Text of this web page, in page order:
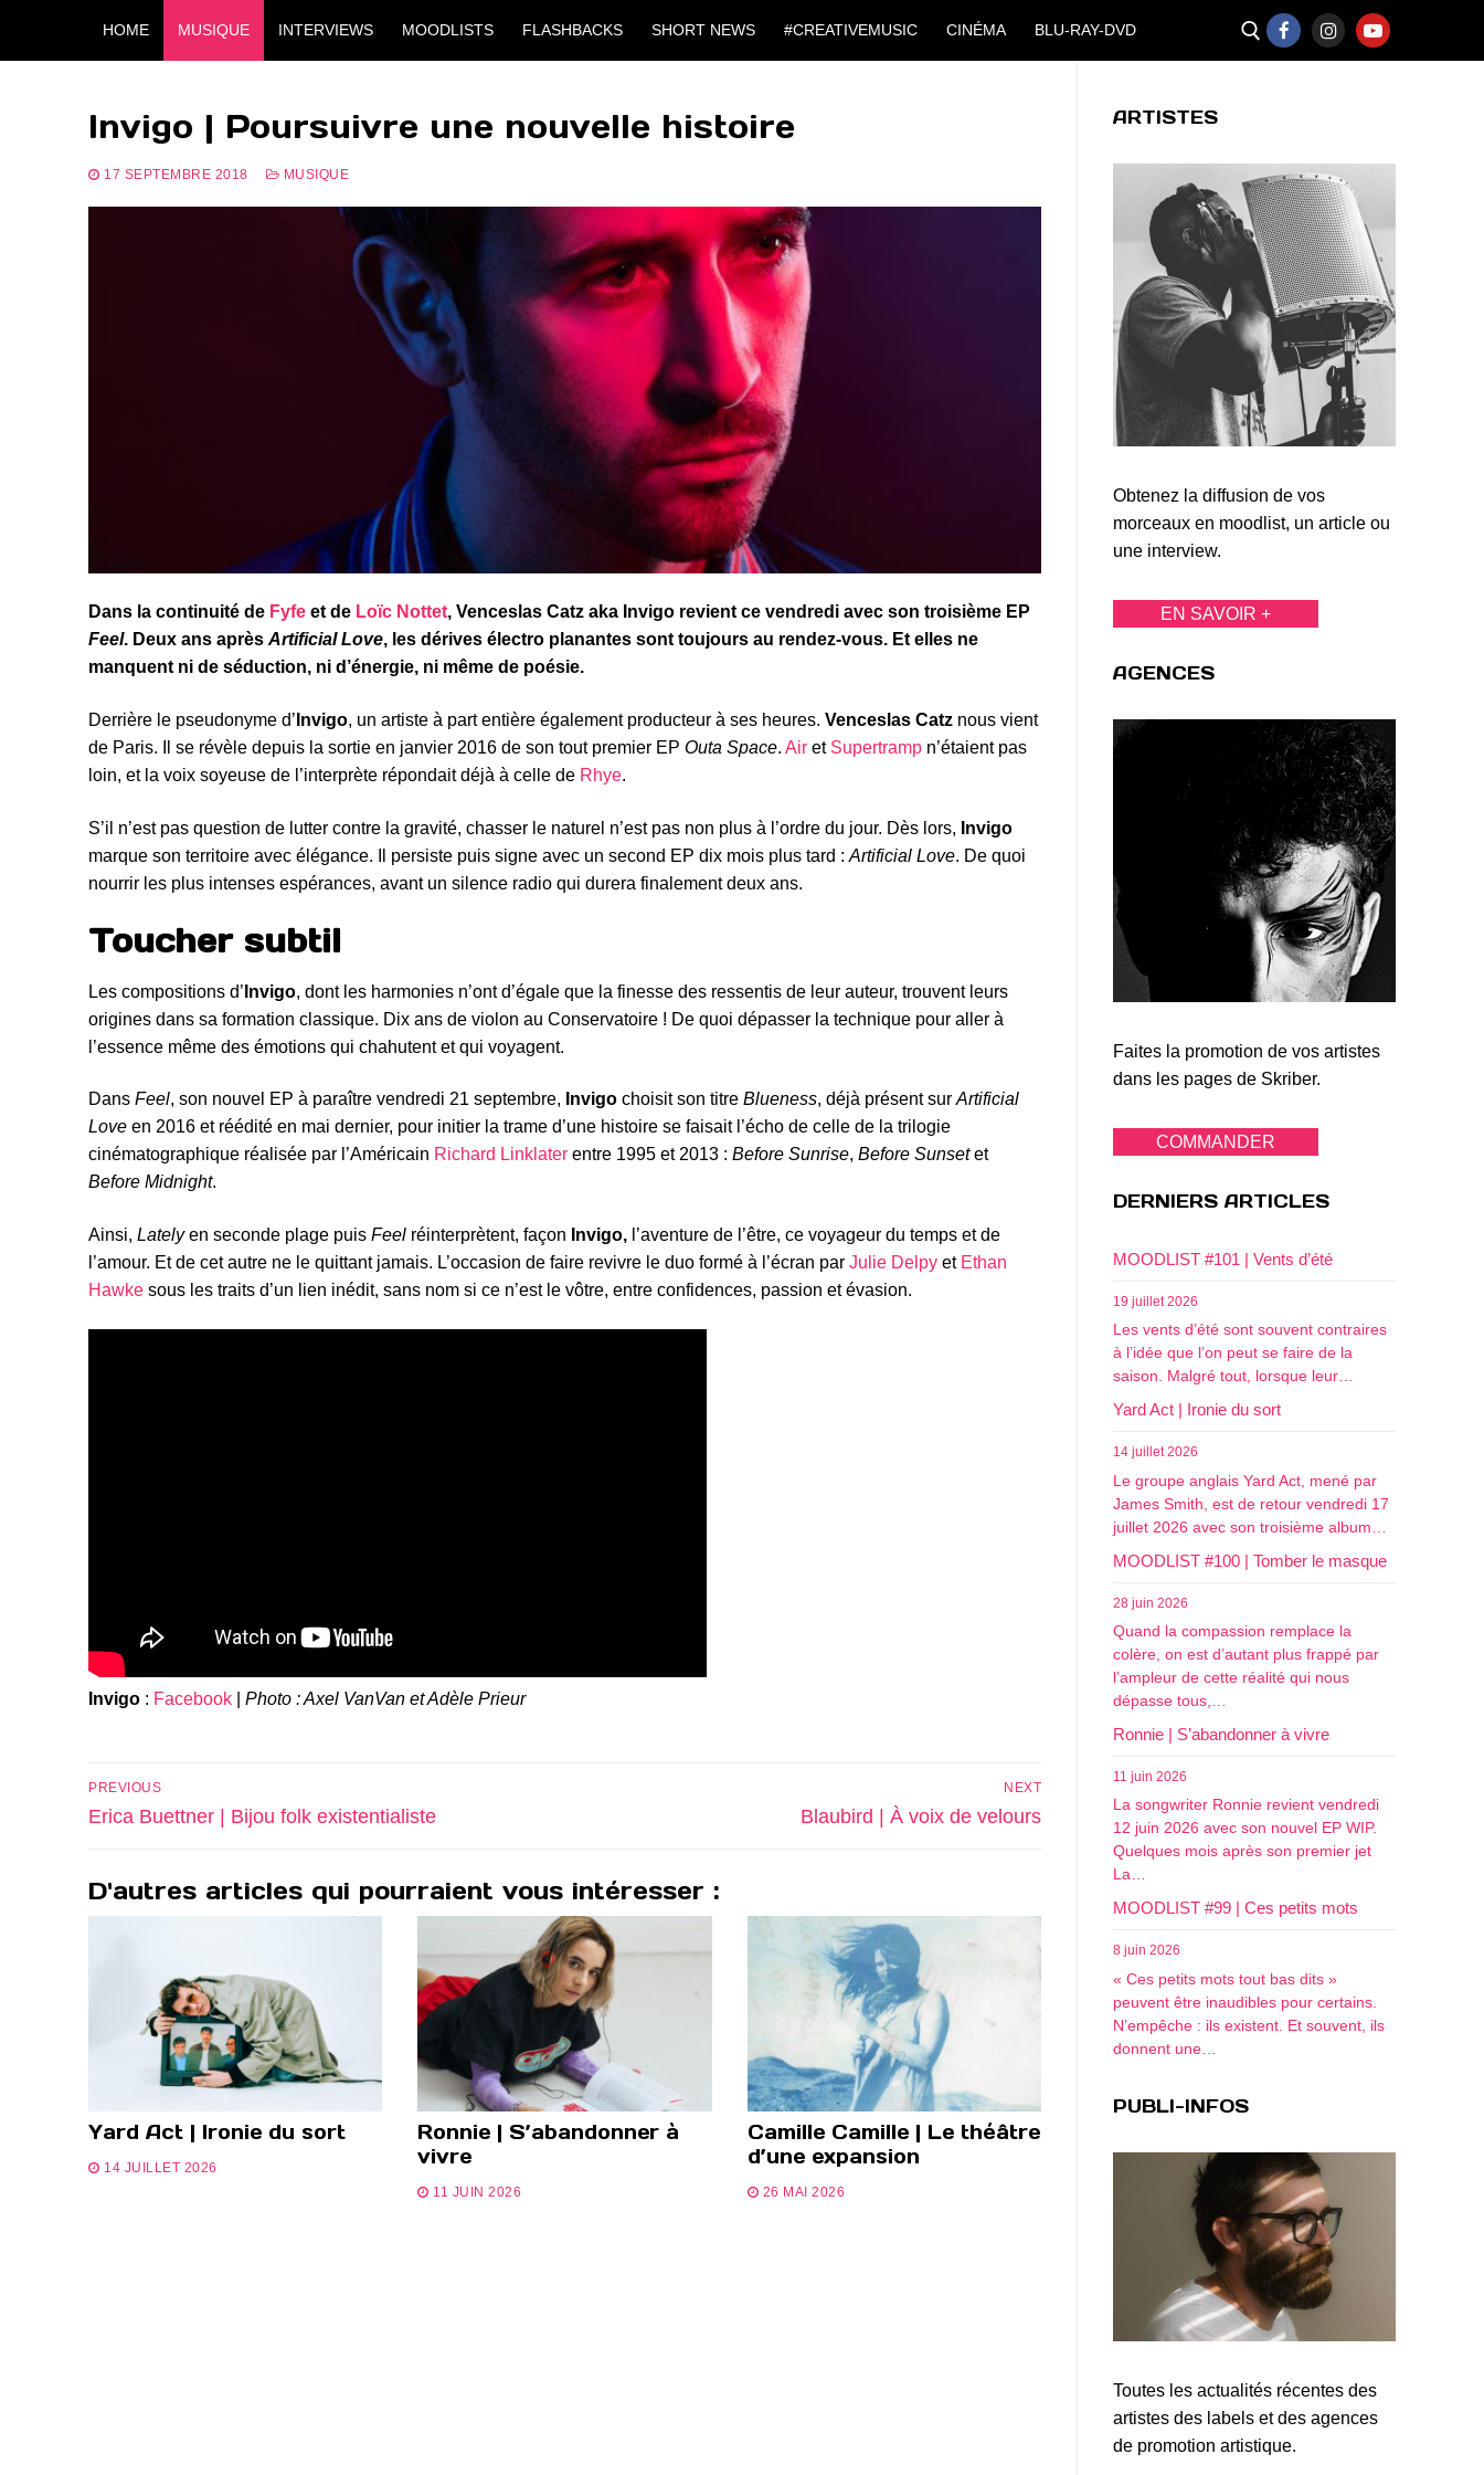
HOME MUSIQUE INTERVIEWS MOODLISTS FLASHBACKS SHORT NEWS #CREATIVEMUSIC CINÉMA BLU-RAY-DVD
Invigo | Poursuivre une nouvelle histoire
17 SEPTEMBRE 2018 MUSIQUE
Dans la continuité de Fyfe et de Loïc Nottet, Venceslas Catz aka Invigo revient ce vendredi avec son troisième EP
Feel. Deux ans après Artificial Love, les dérives électro planantes sont toujours au rendez-vous. Et elles ne
manquent ni de séduction, ni d’énergie, ni même de poésie.
Derrière le pseudonyme d’ Invigo, un artiste à part entière également producteur à ses heures. Venceslas Catz nous vient
de Paris. Il se révèle depuis la sortie en janvier 2016 de son tout premier EP Outa Space. Air et Supertramp n’étaient pas
loin, et la voix soyeuse de l’interprète répondait déjà à celle de Rhye.
S’il n’est pas question de lutter contre la gravité, chasser le naturel n’est pas non plus à l’ordre du jour. Dès lors, Invigo
marque son territoire avec élégance. Il persiste puis signe avec un second EP dix mois plus tard : Artificial Love. De quoi
nourrir les plus intenses espérances, avant un silence radio qui durera finalement deux ans.
Toucher subtil
Les compositions d’ Invigo, dont les harmonies n’ont d’égale que la finesse des ressentis de leur auteur, trouvent leurs
origines dans sa formation classique. Dix ans de violon au Conservatoire ! De quoi dépasser la technique pour aller à
l’essence même des émotions qui chahutent et qui voyagent.
Dans Feel, son nouvel EP à paraître vendredi 21 septembre, Invigo choisit son titre Blueness, déjà présent surArtificial
Love en 2016 et réédité en mai dernier, pour initier la trame d’une histoire se faisait l’écho de celle de la trilogie
cinématographique réalisée par l’Américain Richard Linklater entre 1995 et 2013 : Before Sunrise, Before Sunsetet
Before Midnight.
Ainsi, Latelyen seconde plage puis Feel réinterprètent, façon Invigo, l’aventure de l’être, ce voyageur du temps et de
l’amour. Et de cet autre ne le quittant jamais. L’occasion de faire revivre le duo formé à l’écran par Julie Delpy et Ethan
Hawke sous les traits d’un lien inédit, sans nom si ce n’est le vôtre, entre confidences, passion et évasion.
Invigo : Facebook Photo : Axel VanVan et Adèle Prieur
Navigation
de
PREVIOUS
Previous
Erica Buettner | Bijou folk existentialiste
NEXT
Next
Blaubird | À voix de velours
D'autres articles qui pourraient vous intéresser :
Yard Act | Ironie du sort
14 JUILLET 2026
Ronnie | S’abandonner à
vivre
11 JUIN 2026
Camille Camille | Le théâtre
d’une expansion
26 MAI 2026
ARTISTES
Obtenez la diffusion de vos
morceaux en moodlist, un article ou
une interview.
EN SAVOIR +
AGENCES
Faites la promotion de vos artistes
dans les pages de Skriber.
COMMANDER
DERNIERS ARTICLES
MOODLIST #101 | Vents d’été
19 juillet 2026
Les vents d’été sont souvent contraires
à l’idée que l’on peut se faire de la
saison. Malgré tout, lorsque leur…
Yard Act | Ironie du sort
14 juillet 2026
Le groupe anglais Yard Act, mené par
James Smith, est de retour vendredi 17
juillet 2026 avec son troisième album…
MOODLIST #100 | Tomber le masque
28 juin 2026
Quand la compassion remplace la
colère, on est d’autant plus frappé par
l’ampleur de cette réalité qui nous
dépasse tous,…
Ronnie | S’abandonner à vivre
11 juin 2026
La songwriter Ronnie revient vendredi
12 juin 2026 avec son nouvel EP WIP.
Quelques mois après son premier jet
La…
MOODLIST #99 | Ces petits mots
8 juin 2026
« Ces petits mots tout bas dits »
peuvent être inaudibles pour certains.
N’empêche : ils existent. Et souvent, ils
donnent une…
PUBLI-INFOS
Toutes les actualités récentes des
artistes des labels et des agences
de promotion artistique.